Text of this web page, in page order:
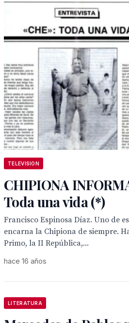
TELEVISION
CHIPIONA
Toda una vida (*)
Francisco Espinosa Díaz. Uno de
encarna la Chipiona de siempre.
Primo, la II República,...
hace 16 años
LITERATURA